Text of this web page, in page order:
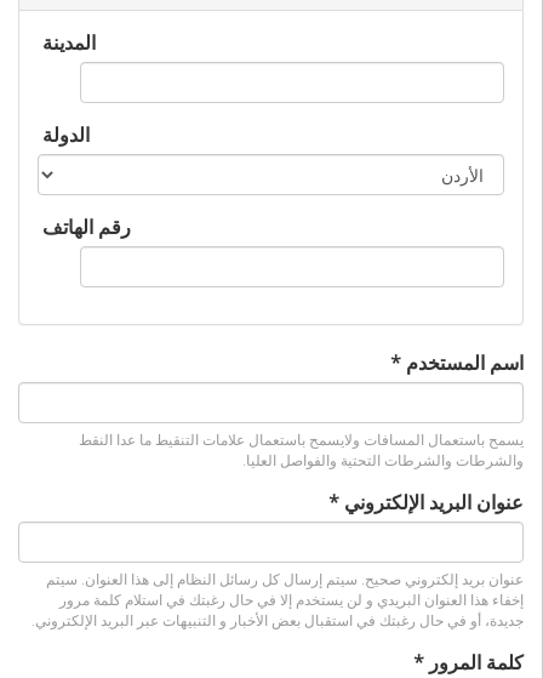
‏المدينة ‏
‏الدولة ‏
‏رقم الهاتف ‏
‏اسم المستخدم ‏ *
يسمح باستعمال المسافات ولايسمح باستعمال علامات التنقيط ما عدا النقط
والشرطات والشرطات التحتية والفواصل العليا.
‏عنوان البريد الإلكتروني ‏ *
عنوان بريد إلكتروني صحيح. سيتم إرسال كل رسائل النظام إلى هذا العنوان. سيتم
إخفاء هذا العنوان البريدي و لن يستخدم إلا في حال رغبتك في استلام كلمة مرور
جديدة، أو في حال رغبتك في استقبال بعض الأخبار و التنبيهات عبر البريد الإلكتروني.
‏كلمة المرور ‏ *